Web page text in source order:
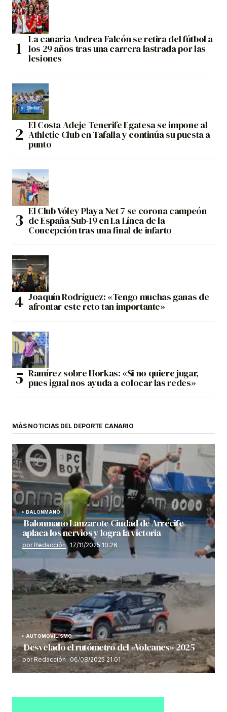
La canaria Andrea Falcón se retira del fútbol a
los 29 años tras una carrera lastrada por las
lesiones
El Costa Adeje Tenerife Egatesa se impone al
Athletic Club en Tafalla y continúa su puesta a
punto
El Club Vóley Playa Net 7 se corona campeón
de España Sub-19 en La Línea de la
Concepción tras una final de infarto
Joaquín Rodríguez: «Tengo muchas ganas de
afrontar este reto tan importante»
Ramírez sobre Horkas: «Si no quiere jugar,
pues igual nos ayuda a colocar las redes»
MÁS NOTICIAS DEL DEPORTE CANARIO
BALONMANO
Balonmano Lanzarote Ciudad de Arrecife
aplaca los nervios y logra la victoria
por Redacción 17/11/2025 10:26
AUTOMOVILISMO
Desvelado el rutómetro del «Volcanes» 2025
por Redacción 06/08/2025 21:01